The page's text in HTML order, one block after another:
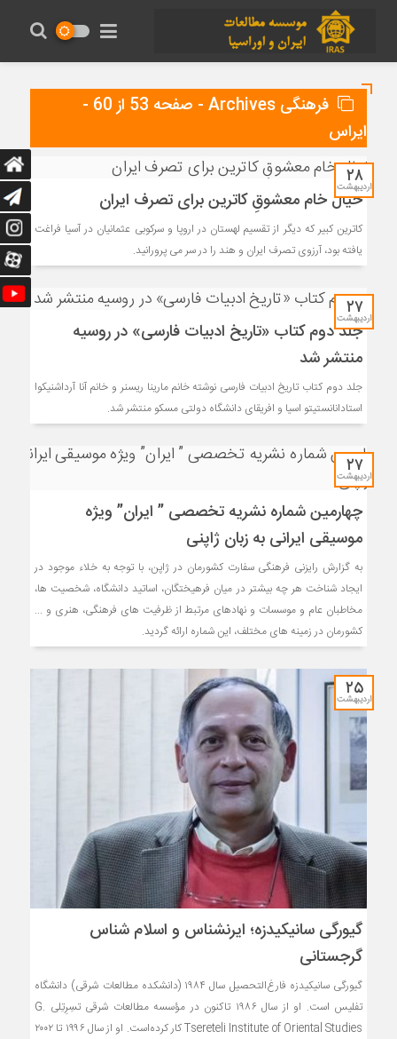
فرهنگی Archives - صفحه 53 از 60 -
ایراس
۲۸
اردیبهشت
خیال خام معشوقِ کاترین برای تصرف ایران
کاترین کبیر که دیگر از تقسیم لهستان در اروپا و سرکوبی عثمانیان در آسیا فراغت
یافته بود، آرزوی تصرف ایران و هند را در سر می پرورانید.
۲۷
اردیبهشت
جلد دوم کتاب «تاریخ ادبیات فارسی» در روسیه
منتشر شد
جلد دوم کتاب تاریخ ادبیات فارسی نوشته خانم مارینا ریسنر و خانم آنا آرداشنیکوا
استادانانستیتو اسیا و افریقای دانشگاه دولتی مسکو منتشر شد.
۲۷
اردیبهشت
چهارمین شماره نشریه تخصصی ” ایران” ویژه
موسیقی ایرانی به زبان ژاپنی
به گزارش رایزنی فرهنگی سفارت کشورمان در ژاپن، با توجه به خلاء موجود در
ایجاد شناخت هر چه بیشتر در میان فرهیختگان، اساتید دانشگاه، شخصیت ها،
مخاطبان عام و موسسات و نهادهای مرتبط از ظرفیت های فرهنگی، هنری و ...
کشورمان در زمینه های مختلف، این شماره ارائه گردید.
۲۵
اردیبهشت
گیورگی سانیکیدزه؛ ایرنشناس و اسلام شناس
گرجستانی
گیورگی سانیکیدزه فارغ‌التحصیل سال ۱۹۸۴ (دانشکده مطالعات شرقی) دانشگاه
تفلیس است. او از سال ۱۹۸۶ تاکنون در مؤسسه مطالعات شرقی تسِرِتِلی G.
Tsereteli Institute of Oriental Studies کار کرده‌است. او از سال ۱۹۹۶ تا ۲۰۰۲